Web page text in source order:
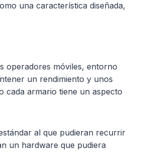
una característica diseñada,
operadores móviles, entorno
un rendimiento y unos
cada armario tiene un aspecto
al que pudieran recurrir
un hardware que pudiera